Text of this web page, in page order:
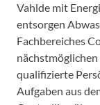
Vahlde mit
entsorgen
Fachbereiches
qualifizierte
Aufgaben aus